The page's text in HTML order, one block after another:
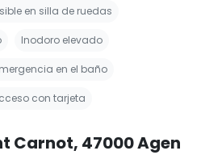
en silla de ruedas
Inodoro elevado
en el baño
con tarjeta
Carnot, 47000 Agen